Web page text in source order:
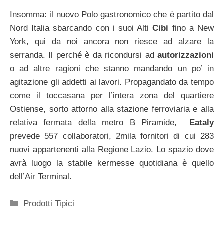
Insomma: il nuovo Polo gastronomico che è partito dal
Nord Italia sbarcando con i suoi AltiCibi fino a New
York, qui da noi ancora non riesce ad alzare la
serranda. Il perché è da ricondursi ad autorizzazioni
o ad altre ragioni che stanno mandando un po’ in
agitazione gli addetti ai lavori. Propagandato da tempo
come il toccasana per l’intera zona del quartiere
Ostiense, sorto attorno alla stazione ferroviaria e alla
relativa fermata della metro B Piramide,
Eataly
prevede 557 collaboratori, 2mila fornitori di cui 283
nuovi appartenenti alla Regione Lazio. Lo spazio dove
avrà luogo la stabile kermesse quotidiana è quello
dell’Air Terminal.
Categorie
Prodotti Tipici